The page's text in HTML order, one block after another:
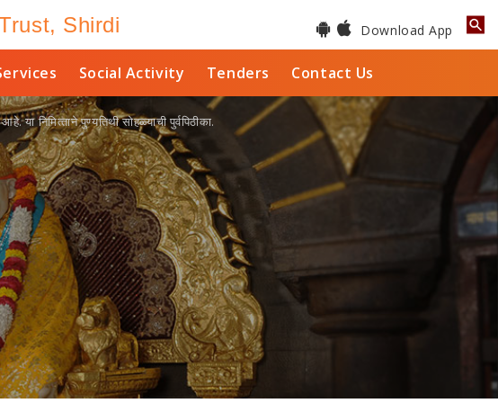
Shirdi Download App
Social Activity Tenders Contact Us
निमित्‍ताने पुण्‍यतिथी सोहळ्याची पुर्वपिठीका.